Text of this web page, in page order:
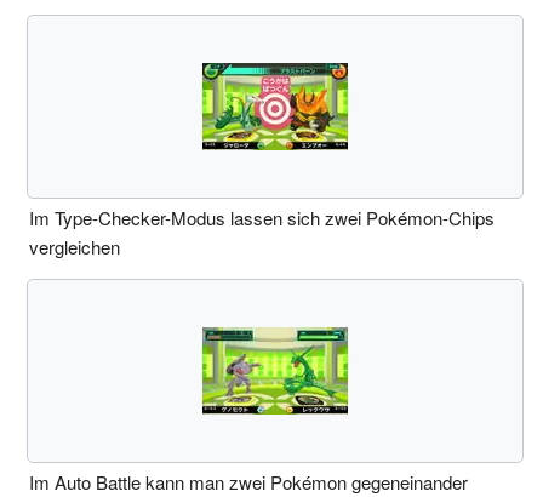
Im Type-Checker-Modus lassen sich zwei Pokémon-Chips
vergleichen
Im Auto Battle kann man zwei Pokémon gegeneinander